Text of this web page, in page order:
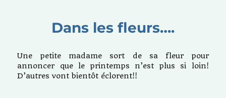
peu
Dans les fleurs….
Une petite madame sort de sa fleur pour
annoncer que le printemps n’est plus si loin!
D’autres vont bientôt éclorent!!